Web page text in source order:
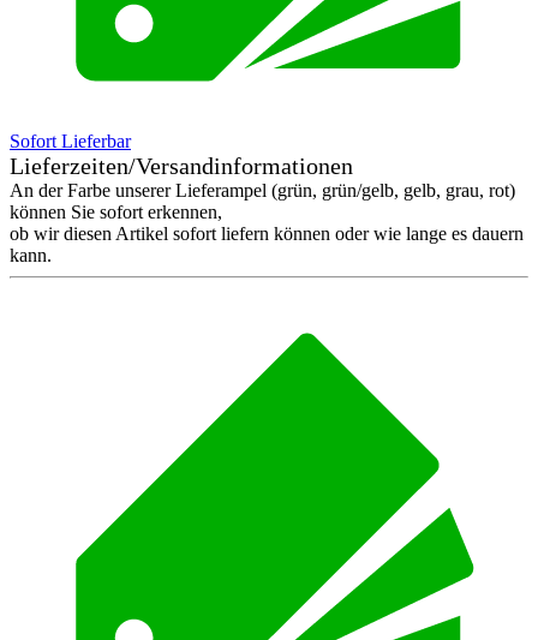
Sofort Lieferbar
Lieferzeiten/Versandinformationen
An der Farbe unserer Lieferampel (grün, grün/gelb, gelb, grau, rot)
können Sie sofort erkennen,
ob wir diesen Artikel sofort liefern können oder wie lange es dauern
kann.